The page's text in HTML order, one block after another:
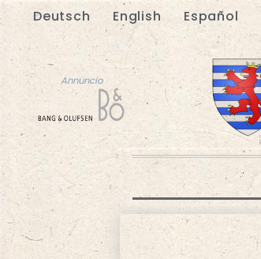
Deutsch English Español
Annuncio